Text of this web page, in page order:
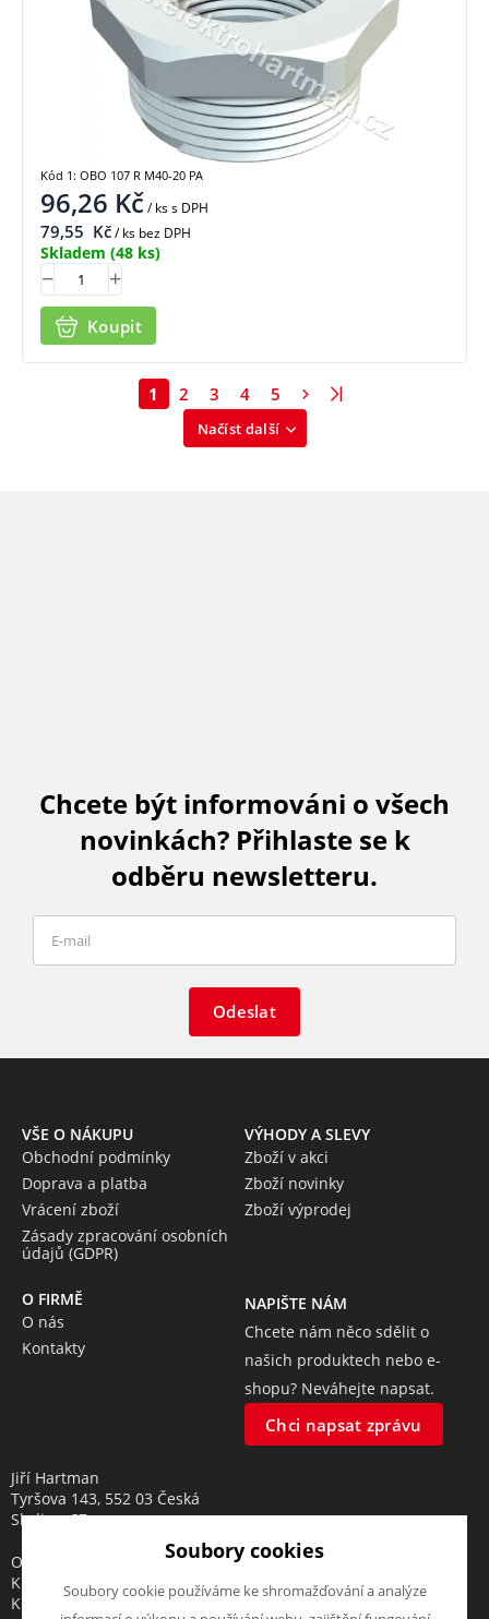
96,26 Kč/ kss DPH
79,55 Kč/ ks bez DPH
Skladem (48 ks)
Koupit
Kód 1: OBO 107 R M40-20 PA
Načíst další
1 2 3 4 5
Chcete být informováni o všech
novinkách? Přihlaste se k
odběru newsletteru.
Odeslat
VŠE O NÁKUPU
Obchodní podmínky
Doprava a platba
Vrácení zboží
Zásady zpracování osobních
údajů (GDPR)
VÝHODY A SLEVY
Zboží v akci
Zboží novinky
Zboží výprodej
O FIRMĚ
O nás
Kontakty
NAPIŠTE NÁM
Chcete nám něco sdělit o
našich produktech nebo e-
shopu? Neváhejte napsat.
Chci napsat zprávu
Jiří Hartman
Tyršova 143, 552 03 Česká
Skalice, CZ
Obchodní rejstřík vedený u
Krajského soudu v Hradci
Králové, oddíl A, vložka 18553
Soubory cookies
Soubory cookie používáme ke shromažďování a analýze